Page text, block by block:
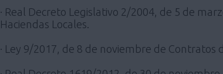
· Real Decreto Legislativo 2/2004, de 5 de
Haciendas Locales.
· Ley 9/2017, de 8 de noviembre de Contratos